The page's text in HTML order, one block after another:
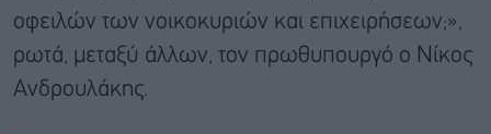
οφειλών των νοικοκυριών και επιχειρήσεων;»,
ρωτά, μεταξύ άλλων, τον πρωθυπουργό ο Νίκος
Ανδρουλάκης.